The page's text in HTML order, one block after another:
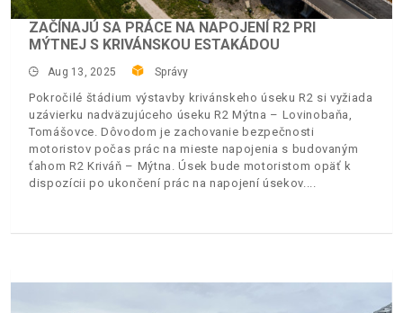
ZAČÍNAJÚ SA PRÁCE NA NAPOJENÍ R2 PRI
MÝTNEJ S KRIVÁNSKOU ESTAKÁDOU
Aug 13, 2025 Správy
Pokročilé štádium výstavby krivánskeho úseku R2 si vyžiada
uzávierku nadväzujúceho úseku R2 Mýtna – Lovinobaňa,
Tomášovce. Dôvodom je zachovanie bezpečnosti
motoristov počas prác na mieste napojenia s budovaným
ťahom R2 Kriváň – Mýtna. Úsek bude motoristom opäť k
dispozícii po ukončení prác na napojení úsekov.